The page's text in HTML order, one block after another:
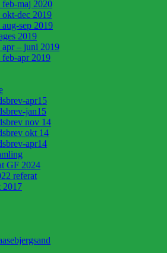
maj 2020
dec 2019
sep 2019
2019
– juni 2019
apr 2019
apr15
jan15
nov 14
okt 14
apr14
GF 2024
referat
2017